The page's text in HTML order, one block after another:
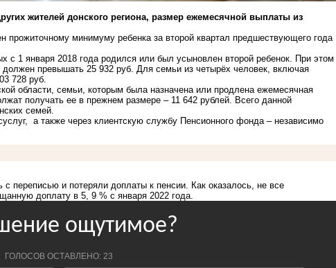
жителей донского региона, размер ежемесячной выплаты из
минимуму ребенка за второй квартал предшествующего года
с 1 января 2018 года родился или был усыновлен второй ребенок. При этом
превышать 25 932 руб. Для семьи из четырёх человек, включая
728 руб.
области, семьи, которым была назначена или продлена ежемесячная
получать ее в прежнем размере – 11 642 рублей. Всего данной
семей.
а также через клиентскую службу Пенсионного фонда – независимо
с переписью и потеряли доплаты к пенсии.
Как оказалось, не все
доплату в 5, 9 % с января 2022 года.